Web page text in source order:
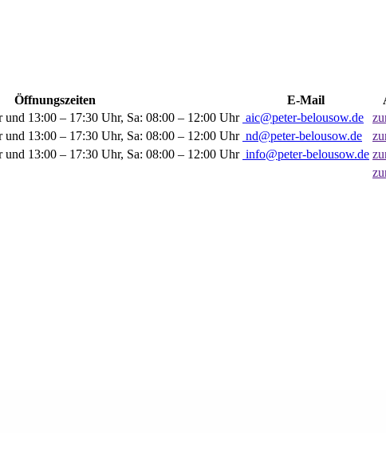
Öffnungszeiten E-Mail
13:00 – 17:30 Uhr, Sa: 08:00 – 12:00 Uhr aic@peter-belousow.de
13:00 – 17:30 Uhr, Sa: 08:00 – 12:00 Uhr nd@peter-belousow.de
13:00 – 17:30 Uhr, Sa: 08:00 – 12:00 Uhr info@peter-belousow.de